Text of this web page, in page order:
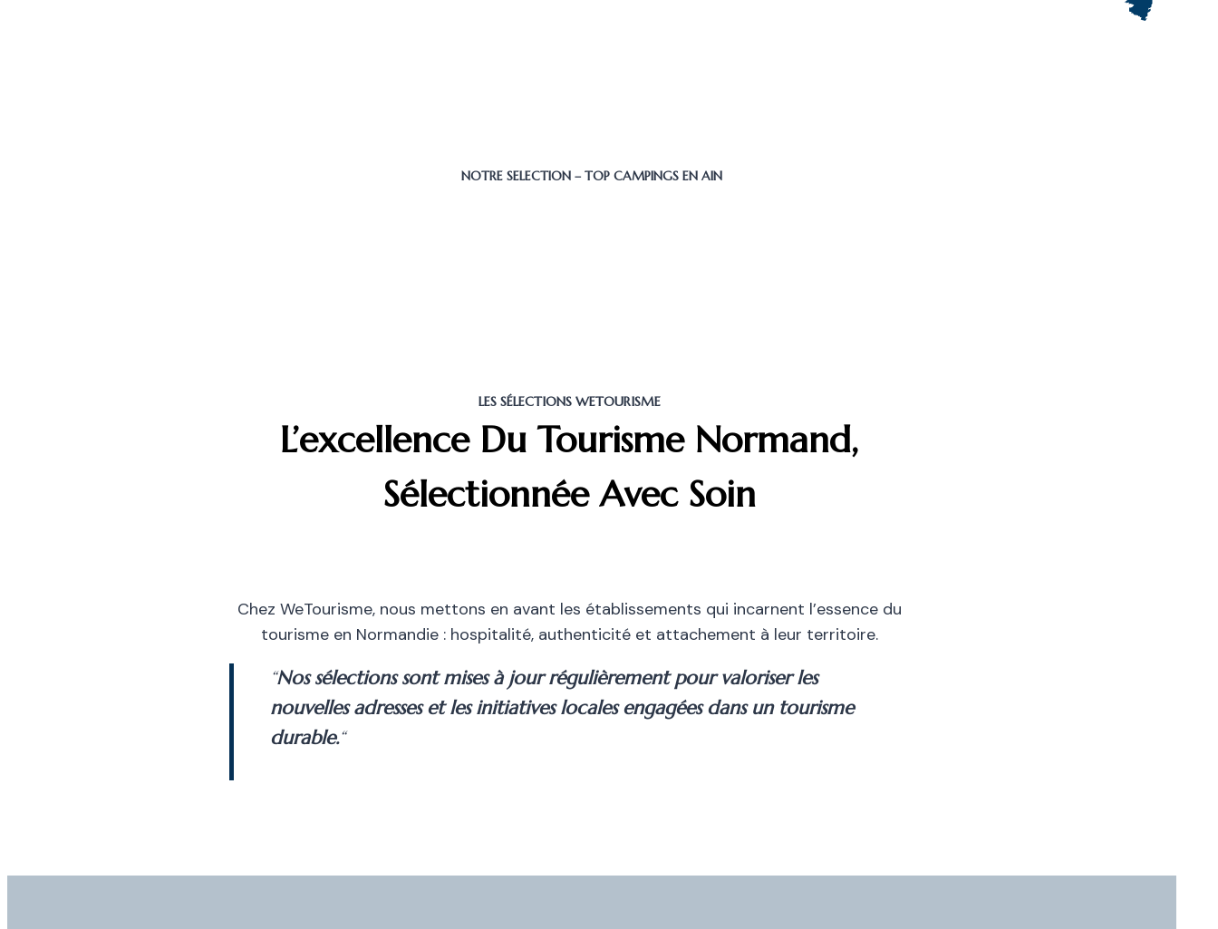
NOTRE SELECTION – TOP CAMPINGS EN AIN
LES SÉLECTIONS WETOURISME
L’excellence Du Tourisme Normand,
Sélectionnée Avec Soin
Chez WeTourisme, nous mettons en avant les établissements qui incarnent l’essence du
tourisme en Normandie : hospitalité, authenticité et attachement à leur territoire.
“Nos sélections sont mises à jour régulièrement pour valoriser les
nouvelles adresses et les initiatives locales engagées dans un tourisme
durable.“